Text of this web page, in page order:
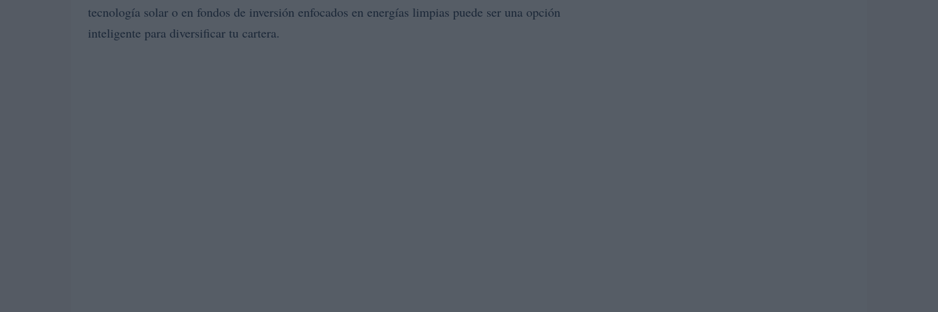
tecnología solar o en fondos de inversión enfocados en energías limpias puede ser una opción
inteligente para diversificar tu cartera.